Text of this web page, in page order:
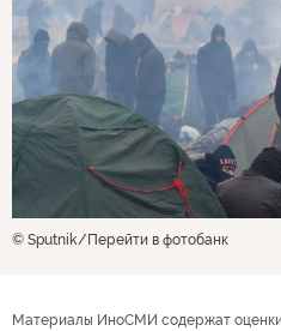
© Sputnik Перейти в фотобанк
Материалы ИноСМИ содержат